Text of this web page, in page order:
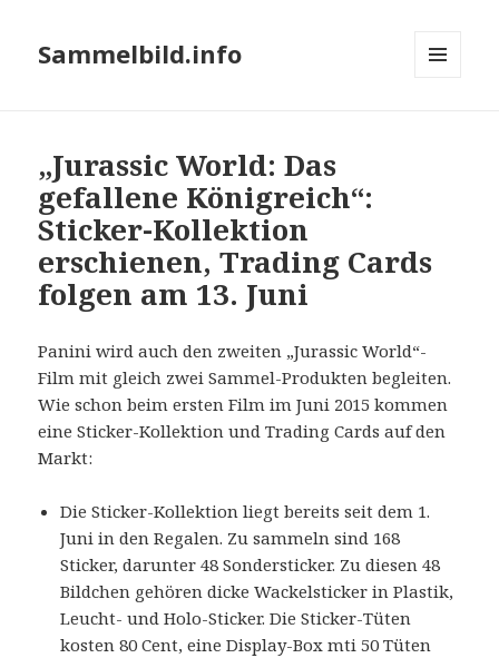
Sammelbild.info
„Jurassic World: Das
gefallene Königreich“:
Sticker-Kollektion
erschienen, Trading Cards
folgen am 13. Juni
Panini wird auch den zweiten „Jurassic World“-
Film mit gleich zwei Sammel-Produkten begleiten.
Wie schon beim ersten Film im Juni 2015 kommen
eine Sticker-Kollektion und Trading Cards auf den
Markt:
Die Sticker-Kollektion liegt bereits seit dem 1.
Juni in den Regalen. Zu sammeln sind 168
Sticker, darunter 48 Sondersticker. Zu diesen 48
Bildchen gehören dicke Wackelsticker in Plastik,
Leucht- und Holo-Sticker. Die Sticker-Tüten
kosten 80 Cent, eine Display-Box mti 50 Tüten